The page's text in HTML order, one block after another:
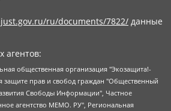
ru/documents/7822/ данные
агентов:
Железнова Мария Михайловна, Лукьянова Юлия Сергеевна, Маетная Елизавета Витальевна, Маняхин Петр Борисович, Чуракова Ольга Владимировна, Ярош Юлия Петровна, Юридическое лицо "The Insider SIA", зарегистрированное в Риге, Латвийская Республика (дата регистрации 26.06.2015), являющееся администратором доменного имени интернет-издания "The Insider SIA", https://theins.ru, Постернак Алексей Евгеньевич, Рубин Михаил Аркадьевич, Анин Роман Александрович, Юридическое лицо Istories fonds, зарегистрированное в Латвийской Республике (регистрационный номер 50008295751, дата регистрации 24.02.2020), Великовский Дмитрий Александрович, Долинина Ирина Николаевна, Мароховская Алеся Алексеевна, Шлейнов Роман Юрьевич, Шмагун Олеся Валентиновна, Общество с ограниченной ответственностью "Альтаир 2021", Общество с ограниченной ответственностью "Вега 2021", Общество с ограниченной ответственностью "Главный редактор 2021", Общество с ограниченной ответственностью "Ромашки монолит", Важенков Артем Валерьевич, Ивановская областная общественная организация "Центр гендерных исследований", Гурман Юрий Альбертович, Медиапроект "ОВД-Инфо", Егоров Владимир Владимирович, Жилинский Владимир Александрович, Общество с ограниченной ответственностью "ЗП", Иванова София Юрьевна, Карезина Инна Павловна, Кильтау Екатерина Викторовна, Петров Алексей Викторович, Пискунов Сергей Евгеньевич, Смирнов Сергей Сергеевич, Тихонов Михаил Сергеевич, Общество с ограниченной ответственностью "ЖУРНАЛИСТ-ИНОСТРАННЫЙ АГЕНТ", Арапова Галина Юрьевна, Вольтская Татьяна Анатольевна, Американская компания "Mason G.E.S. Anonymous Foundation" (США), являющаяся владельцем интернет-издания https://mnews.world/, Компания "Stichting Bellingcat", зарегистрированная в Нидерландах (дата регистрации 11.07.2018), Захаров Андрей Вячеславович, Клепиковская Екатерина Дмитриевна, Общество с ограниченной ответственностью "МЕМО", Перл Роман Александрович, Симонов Евгений Алексеевич, Соловьева Елена Анатольевна, Сотников Даниил Владимирович, Сурначева Елизавета Дмитриевна, Автономная некоммерческая организация по защите прав человека и информированию населения "Якутия – Наше Мнение", Общество с ограниченной ответственностью "Москоу диджитал медиа", с 26.01.2023 Общество с ограниченной ответственностью "Чайка Белые сады", Ветошкина Валерия Валерьевна, Заговора Максим Александрович, Межрегиональное общественное движение "Российская ЛГБТ - сеть", Оленичев Максим Владимирович, Павлов Иван Юрьевич, Скворцова Елена Сергеевна, Общество с ограниченной ответственностью "Как бы инагент", Кочетков Игорь Викторович, Общество с ограниченной ответственностью "Честные выборы", Еланчик Олег Александрович, Общество с ограниченной ответственностью "Нобелевский призыв", Гималова Регина Эмилевна, Григорьев Андрей Валерьевич, Григорьева Алина Александровна, Ассоциация по содействию защите прав призывников, альтернативнослужащих и военнослужащих "Правозащитная группа "Гражданин.Армия.Право", Хисамова Регина Фаритовна, Автономная некоммерческая организация по реализации социально-правовых программ "Лилит", Дальневосточное общественное движение "Маяк", Санкт-Петербургская ЛГБТ-инициативная группа "Выход", Инициативная группа ЛГБТ+ "Реверс", Алексеев Андрей Викторович, Бекбулатова Таисия Львовна, Беляев Иван Михайлович, Владыкина Елена Сергеевна, Гельман Марат Александрович, Никульшина Вероника Юрьевна, Толоконникова Надежда Андреевна, Шендерович Виктор Анатольевич, Общество с ограниченной ответственностью "Данное сообщение", Общество с ограниченной ответственностью Издательский дом "Новая глава", Айнбиндер Александра Александровна, Московский комьюнити-центр для ЛГБТ+инициатив, Благотворительный фонд развития филантропии, Deutsche Welle (Германия, Kurt-Schumacher-Strasse 3, 53113 Bonn), Борзунова Мария Михайловна, Воробьев Виктор Викторович, Голубева Анна Львовна, Константинова Алла Михайловна, Малкова Ирина Владимировна, Мурадов Мурад Абдулгалимович, Осетинская Елизавета Николаевна, Понасенков Евгений Николаевич, Ганапольский Матвей Юрьевич, Киселев Евгений Алексеевич, Борухович Ирина Григорьевна, Дремин Иван Тимофеевич, Дубровский Дмитрий Викторович, Красноярская региональная общественная организация поддержки и развития альтернативных образовательных технологий и межкультурных коммуникаций "ИНТЕРРА", Маяковская Екатерина Алексеевна, Фейгин Марк Захарович, Филимонов Андрей Викторович, Дзугкоева Регина Николаевна, Доброхотов Роман Александрович, Дудь Юрий Александрович, Елкин Сергей Владимирович, Кругликов Кирилл Игоревич, Сабунаева Мария Леонидовна, Семенов Алексей Владимирович, Шаинян Карен Багратович, Шульман Екатерина Михайловна, Асафьев Артур Валерьевич, Вахштайн Виктор Семенович, Венедиктов Алексей Алексеевич, Лушникова Екатерина Евгеньевна, Волков Леонид Михайлович, Невзоров Александр Глебович, Пархоменко Сергей Борисович, Сироткин Ярослав Николаевич, Кара-Мурза Владимир Владимирович, Баранова Наталья Владимировна, Гозман Леонид Яковлевич, Кагарлицкий Борис Юльевич, Климарев Михаил Валерьевич, Милов Владимир Станиславович, Автономная некоммерческая организация Краснодарский центр современного искусства "Типография", Моргенштерн Алишер Тагирович, Соболь Любовь Эдуардовна, Общество с ограниченной ответственностью "ЛИЗА НОРМ", Каспаров Гарри Кимович, Ходорковский Михаил Борисович, Общество с ограниченной ответственностью "Апрельские тезисы", Данилович Ирина Брониславовна, Кашин Олег Владимирович, Петров Николай Владимирович, Пивоваров Алексей Владимирович, Соколов Михаил Владимирович, Цветкова Юлия Владимировна, Чичваркин Евгений Александрович, Комитет против пыток/Команда против пыток, Общество с ограниченной ответственностью "Первый научный", Общество с ограниченной ответственностью "Вертолет и ко", Белоцерковская Вероника Борисовна, Кац Максим Евгеньевич, Лазарева Татьяна Юрьевна, Шаведдинов Руслан Табризович, Яшин Илья Валерьевич, Общество с ограниченной ответственностью "Иноагент ААВ", Алешковский Дмитрий Петрович, Альбац Евгения Марковна, Быков Дмитрий Львович, Галямина Юлия Евгеньевна, Лойко Сергей Леонидович, Мартынов Кирилл Константинович, Медведев Сергей Александрович, Крашенинников Федор Геннадиевич, Гордеева Катерина Вл